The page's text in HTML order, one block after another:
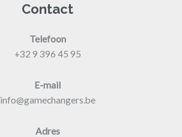
Contact
Telefoon
+32 9 396 45 95
E-mail
info@gamechangers.be
Adres